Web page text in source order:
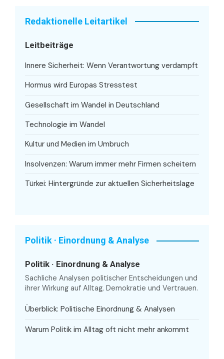
Redaktionelle Leitartikel
Leitbeiträge
Innere Sicherheit: Wenn Verantwortung verdampft
Hormus wird Europas Stresstest
Gesellschaft im Wandel in Deutschland
Technologie im Wandel
Kultur und Medien im Umbruch
Insolvenzen: Warum immer mehr Firmen scheitern
Türkei: Hintergründe zur aktuellen Sicherheitslage
Politik · Einordnung & Analyse
Politik · Einordnung & Analyse
Sachliche Analysen politischer Entscheidungen und
ihrer Wirkung auf Alltag, Demokratie und Vertrauen.
Überblick: Politische Einordnung & Analysen
Warum Politik im Alltag oft nicht mehr ankommt